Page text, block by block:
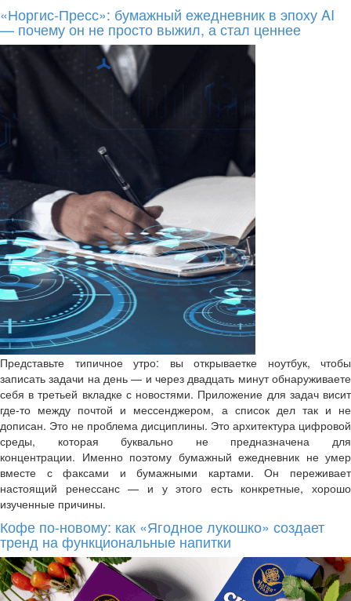
«Норгис-Пресс»: бумажный ежедневник в эпоху AI
— почему он не просто выжил, а стал ценнее
Представьте типичное утро: вы открываетке ноутбук, чтобы
записать задачи на день — и через двадцать минут обнаруживаете
себя в третьей вкладке с новостями. Приложение для задач висит
где-то между почтой и мессенджером, а список дел так и не
дописан. Это не проблема дисциплины. Это архитектура цифровой
среды, которая буквально не предназначена для
концентрации. Именно поэтому бумажный ежедневник не умер
вместе с факсами и бумажными картами. Он переживает
настоящий ренессанс — и у этого есть конкретные, хорошо
изученные причины.
Кофе по-новому: как «Ягодное лукошко» создает
тренд на функциональные напитки